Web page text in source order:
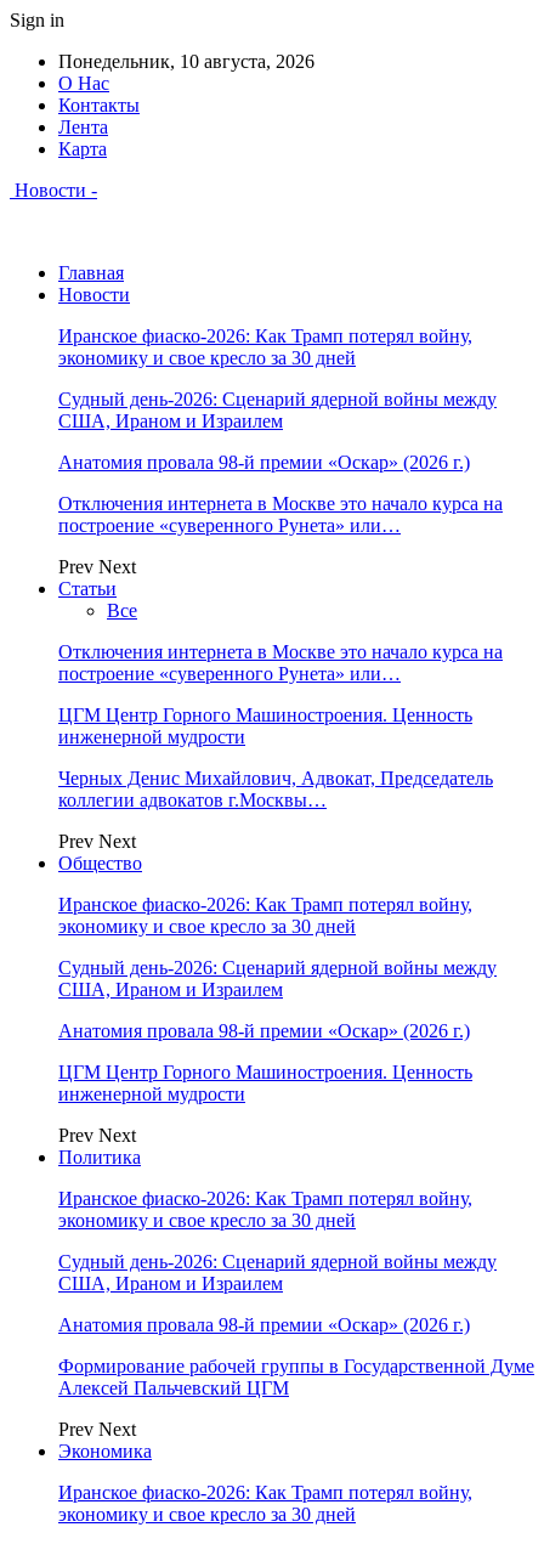
Sign in
Понедельник, 10 августа, 2026
О Нас
Контакты
Лента
Карта
Новости -
Главная
Новости
Иранское фиаско-2026: Как Трамп потерял войну,
экономику и свое кресло за 30 дней
Судный день-2026: Сценарий ядерной войны между
США, Ираном и Израилем
Анатомия провала 98-й премии «Оскар» (2026 г.)
Отключения интернета в Москве это начало курса на
построение «суверенного Рунета» или…
Prev Next
Статьи
Все
Отключения интернета в Москве это начало курса на
построение «суверенного Рунета» или…
ЦГМ Центр Горного Машиностроения. Ценность
инженерной мудрости
Черных Денис Михайлович, Адвокат, Председатель
коллегии адвокатов г.Москвы…
Prev Next
Общество
Иранское фиаско-2026: Как Трамп потерял войну,
экономику и свое кресло за 30 дней
Судный день-2026: Сценарий ядерной войны между
США, Ираном и Израилем
Анатомия провала 98-й премии «Оскар» (2026 г.)
ЦГМ Центр Горного Машиностроения. Ценность
инженерной мудрости
Prev Next
Политика
Иранское фиаско-2026: Как Трамп потерял войну,
экономику и свое кресло за 30 дней
Судный день-2026: Сценарий ядерной войны между
США, Ираном и Израилем
Анатомия провала 98-й премии «Оскар» (2026 г.)
Формирование рабочей группы в Государственной Думе
Алексей Пальчевский ЦГМ
Prev Next
Экономика
Иранское фиаско-2026: Как Трамп потерял войну,
экономику и свое кресло за 30 дней